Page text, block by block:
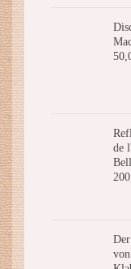
de